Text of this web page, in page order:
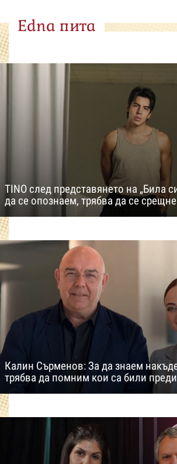
Edna пита
TINO след представянето на „Била
да се опознаем, трябва да се
Калин Сърменов: За да знаем
трябва да помним кои са били